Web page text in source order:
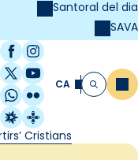
Santoral del dia
SAVA
Facebook
Instagram
X / Twitter
YouTube
WhatsApp
Flickr
Radio Estel
Catalunya
CA Cerca
Cristians